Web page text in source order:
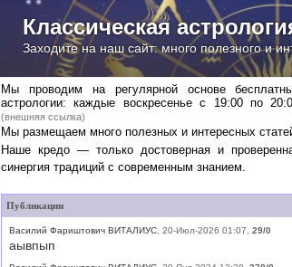
Классическая
Заходите на наш сайт: много полезного и
Мы проводим на регулярной основе
астрологии: каждые воскресенье с 19:00 по
(внешняя ссылка)
Мы размещаем много полезных и интересных
Наше кредо — только достоверная и
синергия традиций с современным знанием.
Публикации
Василий Фариштович ВИТАЛИУС 20-Июл-2026 01:07 29/0
аывпып